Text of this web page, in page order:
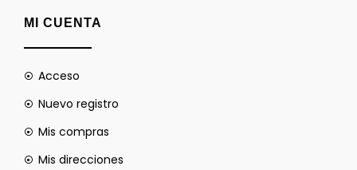
MI CUENTA
Acceso
Nuevo registro
Mis compras
Mis direcciones